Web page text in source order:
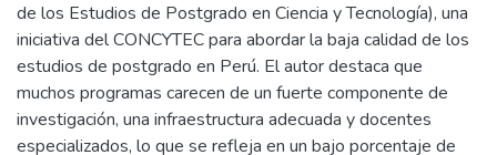
de los Estudios de Postgrado en Ciencia y Tecnología), una
iniciativa del CONCYTEC para abordar la baja calidad de los
estudios de postgrado en Perú. El autor destaca que
muchos programas carecen de un fuerte componente de
investigación, una infraestructura adecuada y docentes
especializados, lo que se refleja en un bajo porcentaje de